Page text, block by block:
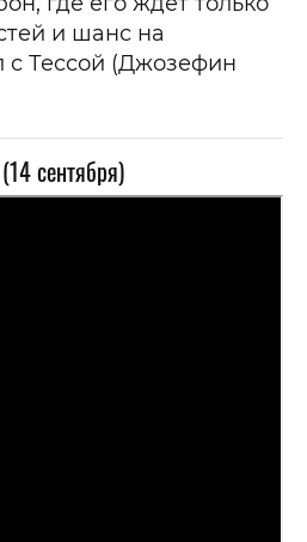
и шанс на
с Тессой (Джозефин
сентября)